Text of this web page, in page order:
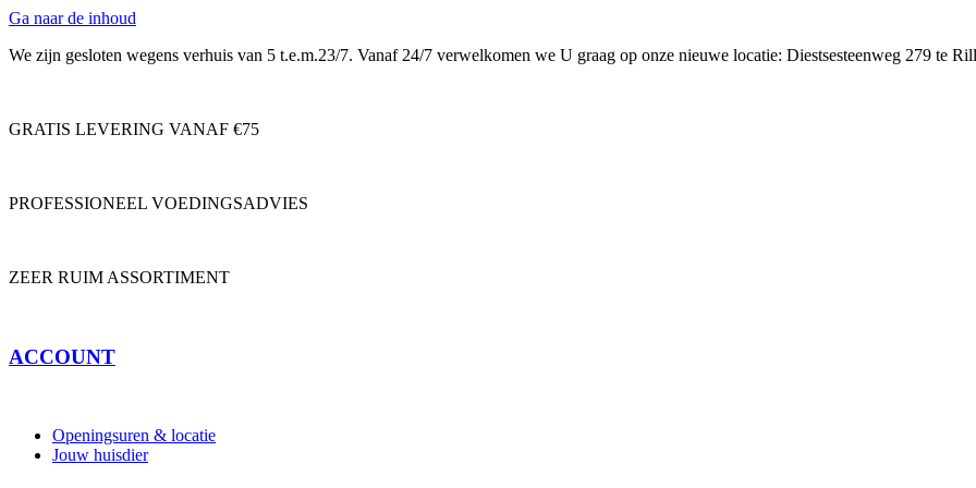
Ga naar de inhoud
We zijn gesloten wegens verhuis van 5 t.e.m.23/7. Vanaf 24/7 verwelkomen we U graag op onze nieuwe locatie: Diestsesteenweg 279 te
GRATIS LEVERING VANAF €75
PROFESSIONEEL VOEDINGSADVIES
ZEER RUIM ASSORTIMENT
ACCOUNT
Openingsuren & locatie
Jouw huisdier